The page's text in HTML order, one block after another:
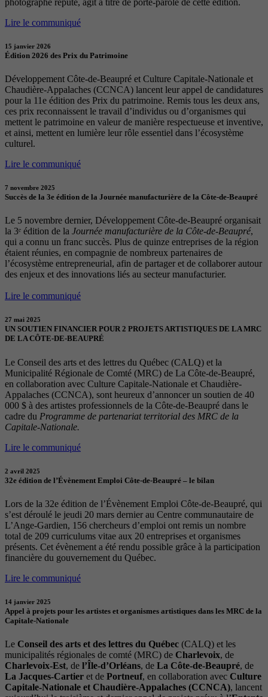
Lire le communiqué
15 janvier 2026
Édition 2026 des Prix du Patrimoine
Développement Côte-de-Beaupré et Culture Capitale-Nationale et
Chaudière-Appalaches (CCNCA) lancent leur appel de candidatures
pour la 11e édition des Prix du patrimoine. Remis tous les deux ans,
ces prix reconnaissent le travail d’individus ou d’organismes qui
mettent le patrimoine en valeur de manière respectueuse et inventive,
et ainsi, mettent en lumière leur rôle essentiel dans l’écosystème
culturel.
Lire le communiqué
7 novembre 2025
Succès de la 3e édition de la Journée manufacturière de la Côte-de-Beaupré
Le 5 novembre dernier, Développement Côte-de-Beaupré organisait
la 3ᵉ édition de la Journée manufacturière de la Côte-de-Beaupré,
qui a connu un franc succès. Plus de quinze entreprises de la région
étaient réunies, en compagnie de nombreux partenaires de
l’écosystème entrepreneurial, afin de partager et de collaborer autour
des enjeux et des innovations liés au secteur manufacturier.
Lire le communiqué
27 mai 2025
UN SOUTIEN FINANCIER POUR 2 PROJETS ARTISTIQUES DE LA MRC
DE LA CÔTE-DE-BEAUPRÉ
Le Conseil des arts et des lettres du Québec (CALQ) et la
Municipalité Régionale de Comté (MRC) de La Côte-de-Beaupré,
en collaboration avec Culture Capitale-Nationale et Chaudière-
Appalaches (CCNCA), sont heureux d’annoncer un soutien de 40
000 $ à des artistes professionnels de la Côte-de-Beaupré dans le
cadre du Programme de partenariat territorial des MRC de la
Capitale-Nationale.
Lire le communiqué
2 avril 2025
32e édition de l’Évènement Emploi Côte-de-Beaupré – le bilan
Lors de la 32e édition de l’Évènement Emploi Côte-de-Beaupré, qui
s’est déroulé le jeudi 20 mars dernier au Centre communautaire de
L’Ange-Gardien, 156 chercheurs d’emploi ont remis un nombre
total de 209 curriculums vitae aux 20 entreprises et organismes
présents. Cet évènement a été rendu possible grâce à la participation
financière du gouvernement du Québec.
Lire le communiqué
14 janvier 2025
Appel à projets pour les artistes et organismes artistiques dans les MRC de la
Capitale-Nationale
Le Conseil des arts et des lettres du Québec (CALQ) et les
municipalités régionales de comté (MRC) de Charlevoix, de
Charlevoix-Est, de l’Île-d’Orléans, de La Côte-de-Beaupré, de
La Jacques-Cartier et de Portneuf, en collaboration avec Culture
Capitale-Nationale et Chaudière-Appalaches (CCNCA), lancent